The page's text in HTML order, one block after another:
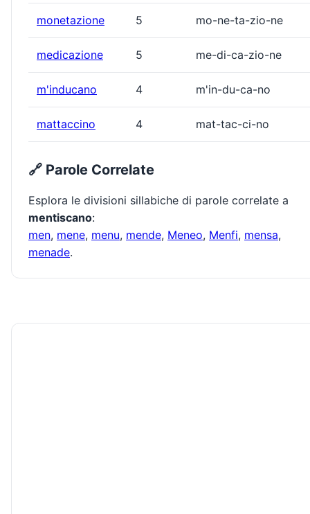
monetazione 5 mo-ne-ta-zio-ne
medicazione 5 me-di-ca-zio-ne
m'inducano 4 m'in-du-ca-no
mattaccino 4 mat-tac-ci-no
🔗 Parole Correlate
Esplora le divisioni sillabiche di parole correlate a
mentiscano:
men, mene, menu, mende, Meneo, Menfi, mensa,
menade.